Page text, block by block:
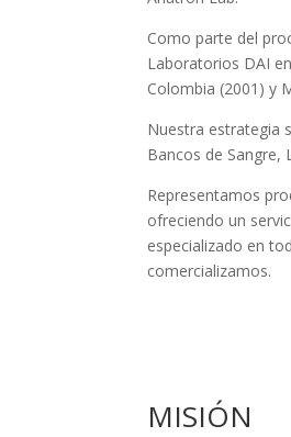
Como parte del
Laboratorios DAI
Colombia (2001) y
Nuestra estrategia
Bancos de Sangre,
Representamos
ofreciendo un
especializado en
comercializamos.
MISIÓN